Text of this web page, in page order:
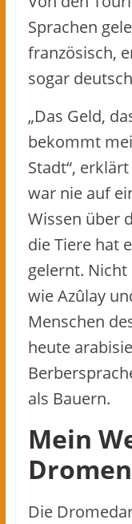
Sprachen
französisch,
sogar
„Das Geld,
bekommt
Stadt“,
war nie auf
Wissen über
die Tiere hat
gelernt.
wie Azûlay
Menschen
heute
als Bauern.
Mein
Die